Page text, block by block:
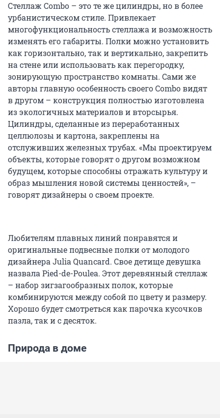
Стеллаж Combo – это те же цилиндры, но в более
урбанистическом стиле. Привлекает
многофункциональность стеллажа и возможность
изменять его габариты. Полки можно установить
как горизонтально, так и вертикально, закрепить
на стене или использовать как перегородку,
зонирующую пространство комнаты. Сами же
авторы главную особенность своего Combo видят
в другом – конструкция полностью изготовлена
из экологичных материалов и вторсырья.
Цилиндры, сделанные из переработанных
целлюлозы и картона, закреплены на
отслуживших железных трубах. «Мы проектируем
объекты, которые говорят о другом возможном
будущем, которые способны отражать культуру и
образ мышления новой системы ценностей», –
говорят дизайнеры о своем проекте.
Любителям плавных линий понравятся и
оригинальные подвесные полки от молодого
дизайнера Julia Quancard. Свое детище девушка
назвала Pied-de-Poulea. Этот деревянный стеллаж
– набор зигзагообразных полок, которые
комбинируются между собой по цвету и размеру.
Хорошо будет смотреться как парочка кусочков
пазла, так и с десяток.
Природа в доме